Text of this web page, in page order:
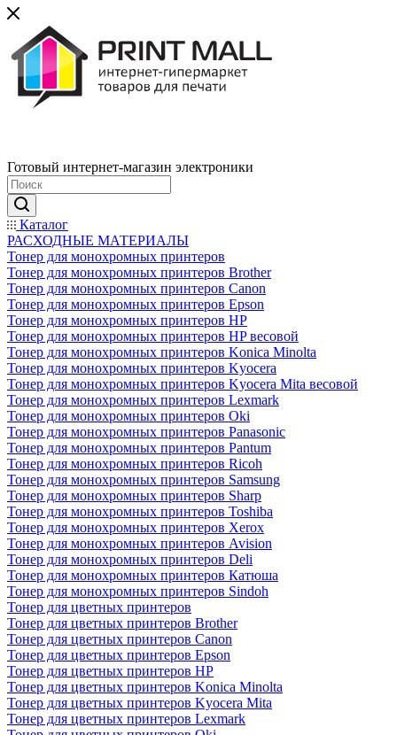
Готовый интернет-магазин электроники
Каталог
РАСХОДНЫЕ МАТЕРИАЛЫ
Тонер для монохромных принтеров
Тонер для монохромных принтеров Brother
Тонер для монохромных принтеров Canon
Тонер для монохромных принтеров Epson
Тонер для монохромных принтеров HP
Тонер для монохромных принтеров HP весовой
Тонер для монохромных принтеров Konica Minolta
Тонер для монохромных принтеров Kyocera
Тонер для монохромных принтеров Kyocera Mita весовой
Тонер для монохромных принтеров Lexmark
Тонер для монохромных принтеров Oki
Тонер для монохромных принтеров Panasonic
Тонер для монохромных принтеров Pantum
Тонер для монохромных принтеров Ricoh
Тонер для монохромных принтеров Samsung
Тонер для монохромных принтеров Sharp
Тонер для монохромных принтеров Toshiba
Тонер для монохромных принтеров Xerox
Тонер для монохромных принтеров Avision
Тонер для монохромных принтеров Deli
Тонер для монохромных принтеров Катюша
Тонер для монохромных принтеров Sindoh
Тонер для цветных принтеров
Тонер для цветных принтеров Brother
Тонер для цветных принтеров Canon
Тонер для цветных принтеров Epson
Тонер для цветных принтеров HP
Тонер для цветных принтеров Konica Minolta
Тонер для цветных принтеров Kyocera Mita
Тонер для цветных принтеров Lexmark